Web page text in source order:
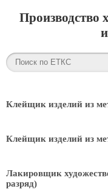
Производство
Клейщик изделий из
Клейщик изделий из
Лакировщик
разряд)